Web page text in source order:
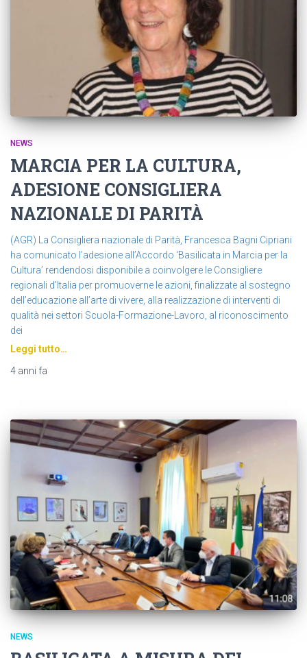
NEWS
MARCIA PER LA CULTURA,
ADESIONE CONSIGLIERA
NAZIONALE DI PARITÀ
(AGR) La Consigliera nazionale di Parità, Francesca Bagni Cipriani
ha comunicato l’adesione all’Accordo ‘Basilicata in Marcia per la
Cultura’ rendendosi disponibile a coinvolgere le Consigliere
regionali d’Italia per promuoverne le azioni, finalizzate al sostegno
dell’educazione all’arte di vivere, alla realizzazione di interventi di
qualità nei settori Scuola-Formazione-Lavoro, al riconoscimento
dei
Leggi tutto…
4 anni fa
NEWS